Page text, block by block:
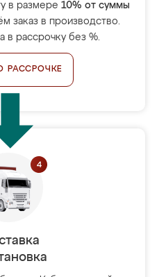
в размере 10% от суммы
заказ в производство.
в рассрочку без %.
РАССРОЧКЕ